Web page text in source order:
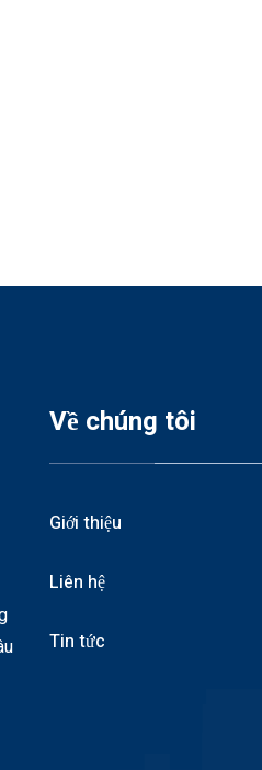
Về chúng tôi
Giới thiệu
Liên hệ
Tin tức